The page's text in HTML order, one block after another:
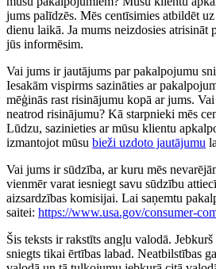
jums palīdzēs. Mēs centīsimies atbildēt
dienu laikā. Ja mums neizdosies atrisināt
jūs informēsim.
Vai jums ir jautājums par pakalpojumu
Iesakām vispirms sazināties ar
mēģinās rast risinājumu kopā ar jums.
neatrod risinājumu? Kā starpnieki mēs
Lūdzu, sazinieties ar mūsu klientu
izmantojot mūsu bieži uzdoto jautājumu
Vai jums ir sūdzība, ar kuru mēs
vienmēr varat iesniegt savu sūdzību
aizsardzības komisijai. Lai saņemtu
saitei: https://www.usa.gov/consumer-
Šis teksts ir rakstīts angļu valodā.
sniegts tikai ērtības labad. Neatbilstības